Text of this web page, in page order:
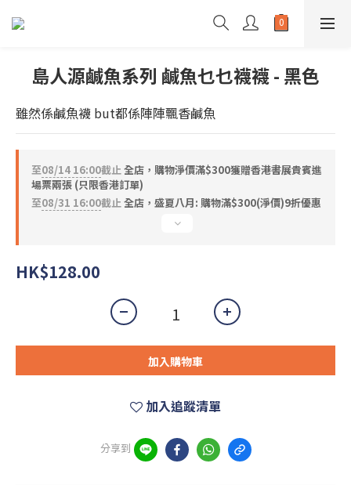
島人源鹹魚系列 鹹魚乜乜襪襪 - 黑色
雖然係鹹魚襪 but都係陣陣飄香鹹魚
至08/14 16:00截止全店，購物淨價滿$300獲贈香港書展貴賓進
場票兩張 (只限香港訂單)
至08/31 16:00截止全店，盛夏八月: 購物滿$300(淨價)9折優惠
HK$128.00
加入購物車
加入追蹤清單
分享到